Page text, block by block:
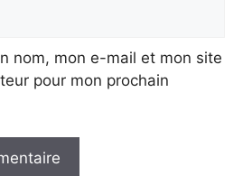
nom, mon e-mail et mon site
pour mon prochain